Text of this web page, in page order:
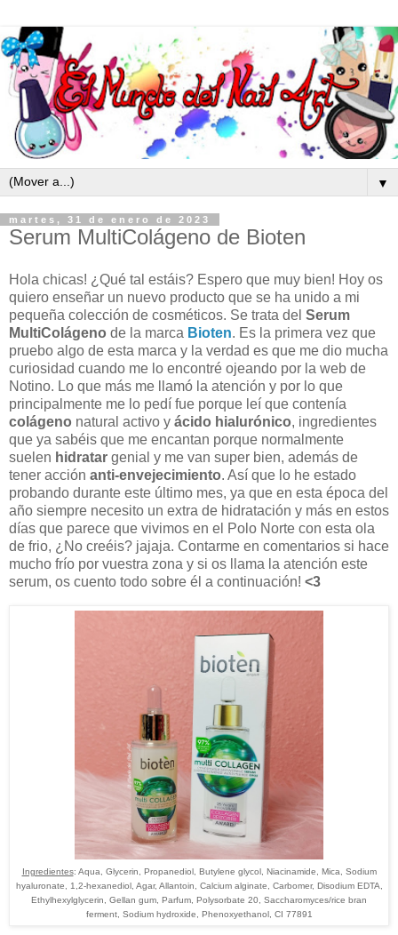
▼
martes, 31 de enero de 2023
Serum MultiColágeno de Bioten
Hola chicas! ¿Qué tal estáis? Espero que muy bien! Hoy os
quiero enseñar un nuevo producto que se ha unido a mi
pequeña colección de cosméticos. Se trata del Serum
MultiColágeno de la marca Bioten. Es la primera vez que
pruebo algo de esta marca y la verdad es que me dio mucha
curiosidad cuando me lo encontré ojeando por la web de
Notino. Lo que más me llamó la atención y por lo que
principalmente me lo pedí fue porque leí que contenía
colágeno natural activo y ácido hialurónico, ingredientes
que ya sabéis que me encantan porque normalmente
suelen hidratar genial y me van super bien, además de
tener acción anti-envejecimiento. Así que lo he estado
probando durante este último mes, ya que en esta época del
año siempre necesito un extra de hidratación y más en estos
días que parece que vivimos en el Polo Norte con esta ola
de frio, ¿No creéis? jajaja. Contarme en comentarios si hace
mucho frío por vuestra zona y si os llama la atención este
serum, os cuento todo sobre él a continuación! <3
Ingredientes: Aqua, Glycerin, Propanediol, Butylene glycol, Niacinamide, Mica, Sodium
hyaluronate, 1,2-hexanediol, Agar, Allantoin, Calcium alginate, Carbomer, Disodium EDTA,
Ethylhexylglycerin, Gellan gum, Parfum, Polysorbate 20, Saccharomyces/rice bran
ferment, Sodium hydroxide, Phenoxyethanol, CI 77891